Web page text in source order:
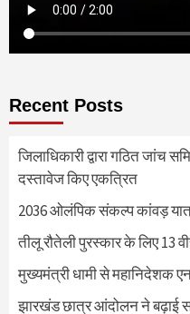
Recent Posts
जिलाधिकारी द्वारा गठित जांच
दस्तावेज किए एकत्रित
2036 ओलंपिक संकल्प कांवड़
तीलू रौतेली पुरस्कार के लिए 13
मुख्यमंत्री धामी से महानिदेशक
झारखंड छात्र आंदोलन ने बढ़ाई